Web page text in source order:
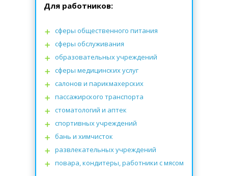
Для работников:
сферы общественного питания
сферы обслуживания
образовательных учреждений
сферы медицинских услуг
салонов и парикмахерских
пассажирского транспорта
стоматологий и аптек
спортивных учреждений
бань и химчисток
развлекательных учреждений
повара, кондитеры, работники с мясом